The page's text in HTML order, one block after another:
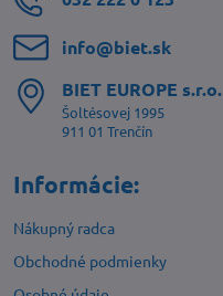
info​@biet​.sk
BIET EUROPE s​.r​.o​.
Šoltésovej 1995
911 01 Trenčín
Informácie:
Nákupný radca
Obchodné podmienky